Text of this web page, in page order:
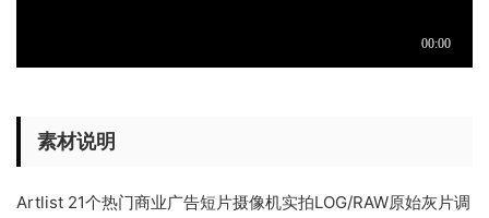
素材说明
Artlist 21个热门商业广告短片摄像机实拍LOG/RAW原始灰片调